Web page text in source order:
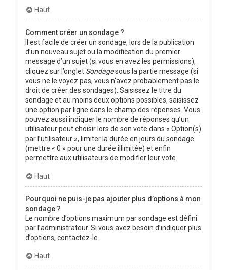
Haut
Comment créer un sondage ?
Il est facile de créer un sondage, lors de la publication
d’un nouveau sujet ou la modification du premier
message d’un sujet (si vous en avez les permissions),
cliquez sur l’onglet Sondagesous la partie message (si
vous ne le voyez pas, vous n’avez probablement pas le
droit de créer des sondages). Saisissez le titre du
sondage et au moins deux options possibles, saisissez
une option par ligne dans le champ des réponses. Vous
pouvez aussi indiquer le nombre de réponses qu’un
utilisateur peut choisir lors de son vote dans « Option(s)
par l’utilisateur », limiter la durée en jours du sondage
(mettre « 0 » pour une durée illimitée) et enfin
permettre aux utilisateurs de modifier leur vote.
Haut
Pourquoi ne puis-je pas ajouter plus d’options à mon
sondage ?
Le nombre d’options maximum par sondage est défini
par l’administrateur. Si vous avez besoin d’indiquer plus
d’options, contactez-le.
Haut